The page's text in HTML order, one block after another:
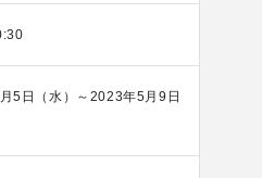
5日（水）～2023年5月9日